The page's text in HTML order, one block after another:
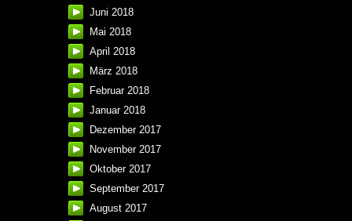
Juni 2018
Mai 2018
April 2018
März 2018
Februar 2018
Januar 2018
Dezember 2017
November 2017
Oktober 2017
September 2017
August 2017